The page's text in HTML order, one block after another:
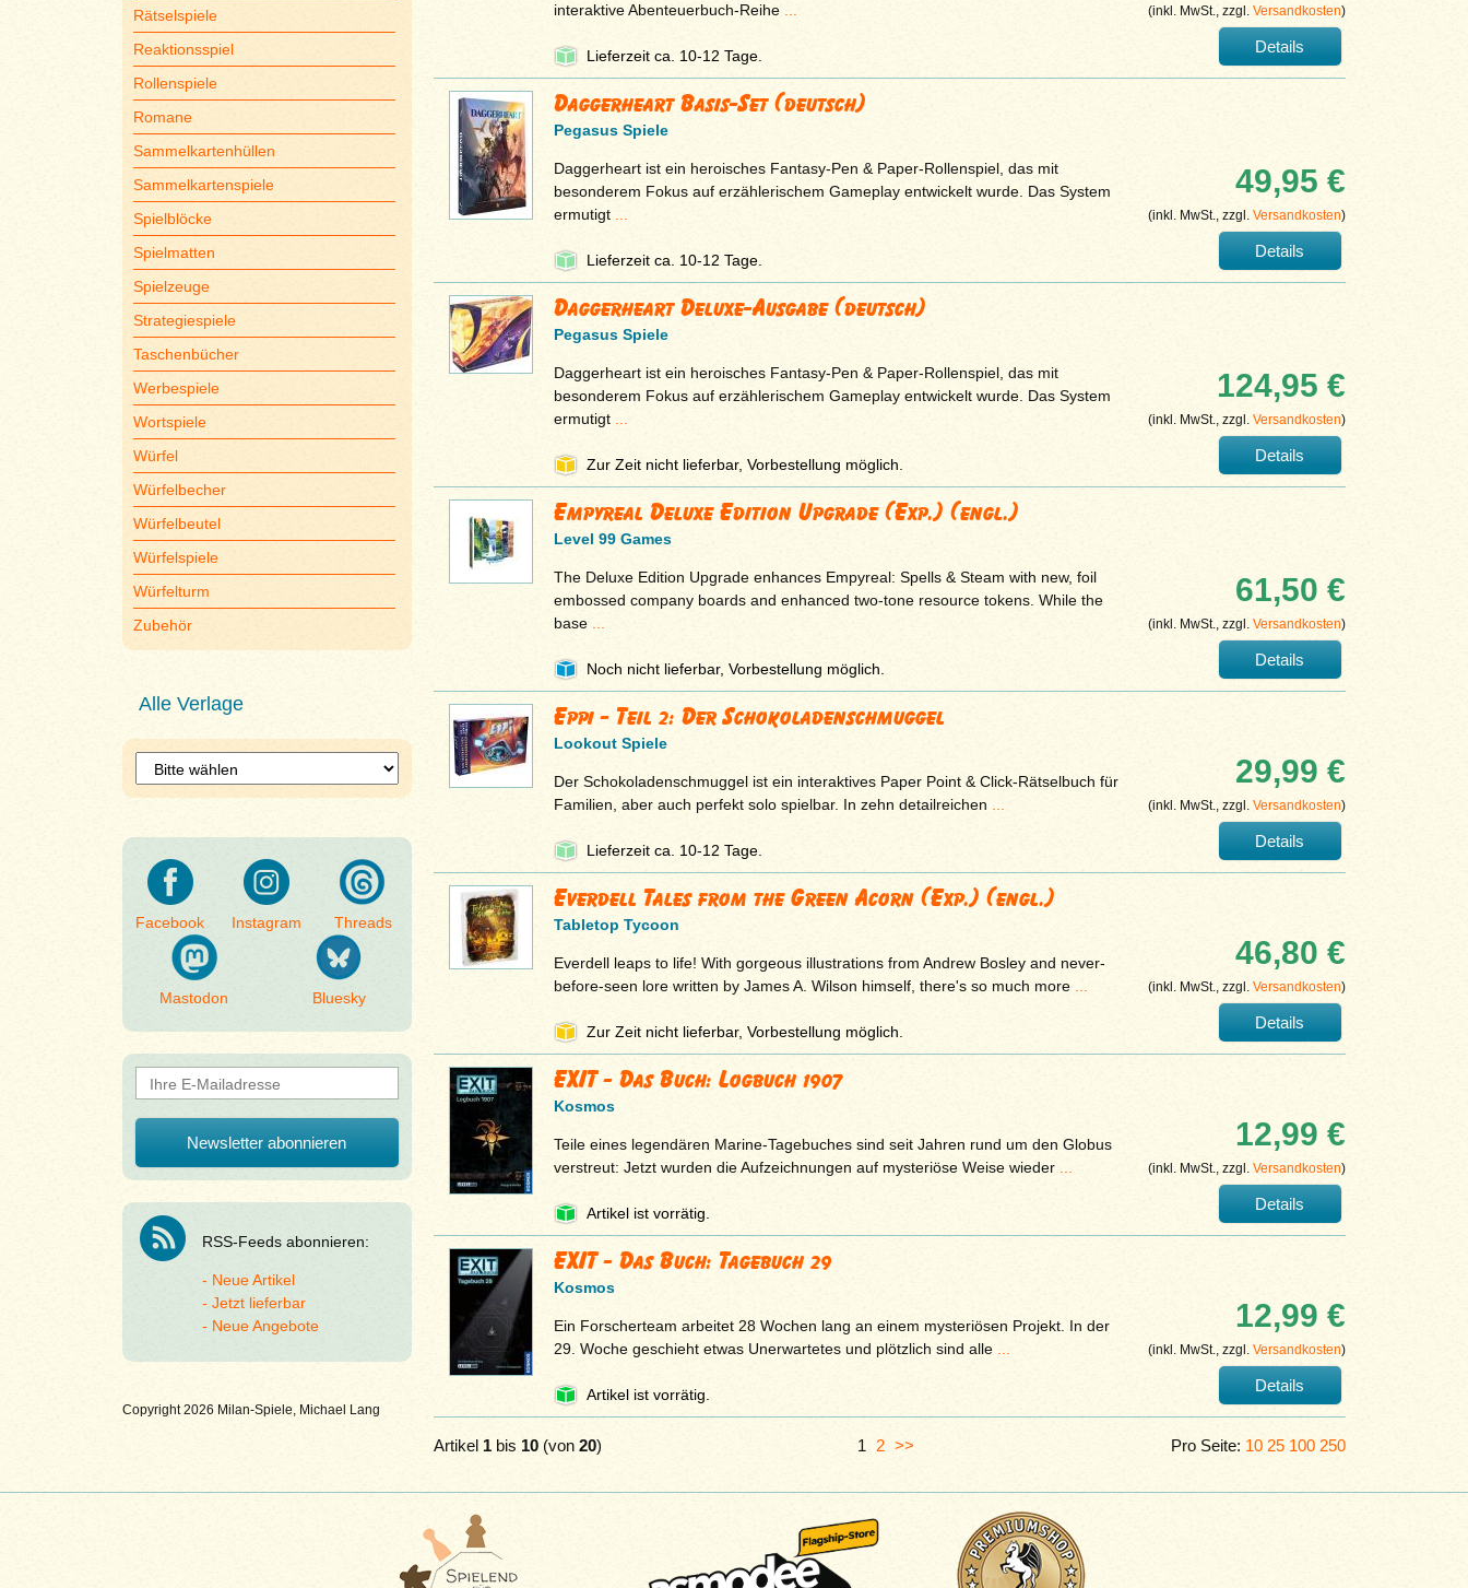
Rätselspiele
Reaktionsspiel
Rollenspiele
Romane
Sammelkartenhüllen
Sammelkartenspiele
Spielblöcke
Spielmatten
Spielzeuge
Strategiespiele
Taschenbücher
Werbespiele
Wortspiele
Würfel
Würfelbecher
Würfelbeutel
Würfelspiele
Würfelturm
Zubehör
Alle Verlage
Facebook Instagram Threads
Mastodon Bluesky
RSS-Feeds abonnieren:
Neue Artikel
Jetzt lieferbar
Neue Angebote
Copyright 2026 Milan-Spiele, Michael Lang
interaktive Abenteuerbuch-Reihe
Lieferzeit ca. 10-12 Tage.
(inkl. MwSt., zzgl. Versandkosten)
Details
Daggerheart Basis-Set (deutsch)
Pegasus Spiele
Daggerheart ist ein heroisches Fantasy-Pen & Paper-Rollenspiel, das mit
besonderem Fokus auf erzählerischem Gameplay entwickelt wurde. Das System
ermutigt
Lieferzeit ca. 10-12 Tage.
49,95 €
(inkl. MwSt., zzgl. Versandkosten)
Details
Daggerheart Deluxe-Ausgabe (deutsch)
Pegasus Spiele
Daggerheart ist ein heroisches Fantasy-Pen & Paper-Rollenspiel, das mit
besonderem Fokus auf erzählerischem Gameplay entwickelt wurde. Das System
ermutigt
Zur Zeit nicht lieferbar, Vorbestellung möglich.
124,95 €
(inkl. MwSt., zzgl. Versandkosten)
Details
Empyreal Deluxe Edition Upgrade (Exp.) (engl.)
Level 99 Games
The Deluxe Edition Upgrade enhances Empyreal: Spells & Steam with new, foil
embossed company boards and enhanced two-tone resource tokens. While the
base
Noch nicht lieferbar, Vorbestellung möglich.
61,50 €
(inkl. MwSt., zzgl. Versandkosten)
Details
Eppi - Teil 2: Der Schokoladenschmuggel
Lookout Spiele
Der Schokoladenschmuggel ist ein interaktives Paper Point & Click-Rätselbuch für
Familien, aber auch perfekt solo spielbar. In zehn detailreichen
Lieferzeit ca. 10-12 Tage.
29,99 €
(inkl. MwSt., zzgl. Versandkosten)
Details
Everdell Tales from the Green Acorn (Exp.) (engl.)
Tabletop Tycoon
Everdell leaps to life! With gorgeous illustrations from Andrew Bosley and never-
before-seen lore written by James A. Wilson himself, there's so much more
Zur Zeit nicht lieferbar, Vorbestellung möglich.
46,80 €
(inkl. MwSt., zzgl. Versandkosten)
Details
EXIT - Das Buch: Logbuch 1907
Kosmos
Teile eines legendären Marine-Tagebuches sind seit Jahren rund um den Globus
verstreut: Jetzt wurden die Aufzeichnungen auf mysteriöse Weise wieder
Artikel ist vorrätig.
12,99 €
(inkl. MwSt., zzgl. Versandkosten)
Details
EXIT - Das Buch: Tagebuch 29
Kosmos
Ein Forscherteam arbeitet 28 Wochen lang an einem mysteriösen Projekt. In der
29. Woche geschieht etwas Unerwartetes und plötzlich sind alle
Artikel ist vorrätig.
12,99 €
(inkl. MwSt., zzgl. Versandkosten)
Details
Artikel 1bis 10(von 20) Pro Seite: 10 25 100 250
1 2 >>